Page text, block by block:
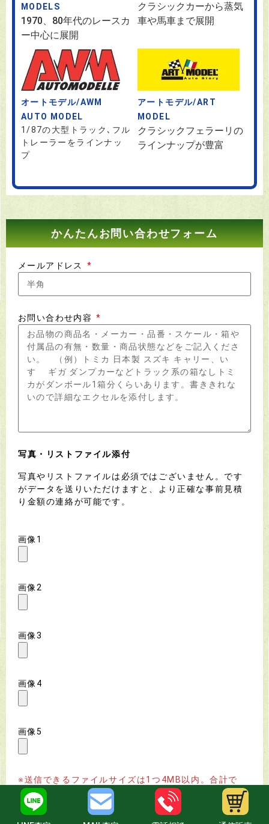
MODELS
1970、80年代のレースカ
ー中心に展開
クラシックカーから蒸気
車や馬車まで展開
オートモデル/AWM
AUTO MODEL
1/87の大型トラック､フル
トレーラーをラインナッ
プ
アートモデル/ART
MODEL
クラシックフェラーリの
ラインナップが豊富
かんたんお問い合わせフォーム
メールアドレス
お問い合わせ内容
写真・リストファイル添付
写真やリストファイルは必須ではございません。です
がデータを送りいただけますと、より正確な事前見積
り金額の連絡が可能です。
画像1
画像2
画像3
画像4
画像5
※送信できるファイルサイズは1つ4MB以内。合計で
20MBまでです。
※画像の他、ワード、エクセル、パワーポイント、PDF
LINE査定 MAIL査定 電話相談 通信販売